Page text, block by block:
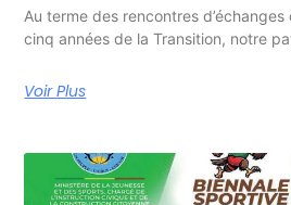
Au terme des rencontres
cinq années de la Transition, notre
Voir Plus